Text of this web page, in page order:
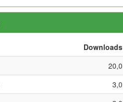
Downloads
20,0
3,0